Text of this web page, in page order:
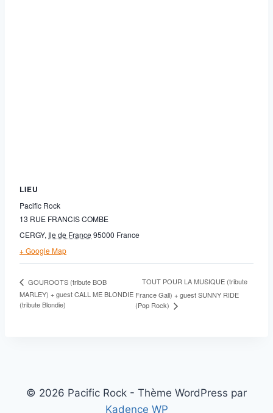
LIEU
Pacific Rock
13 RUE FRANCIS COMBE
CERGY, Ile de France 95000 France
+ Google Map
GOUROOTS (tribute BOB
MARLEY) + guest CALL ME BLONDIE
(tribute Blondie)
TOUT POUR LA MUSIQUE (tribute
France Gall) + guest SUNNY RIDE
(Pop Rock)
© 2026 Pacific Rock - Thème WordPress par
Kadence WP